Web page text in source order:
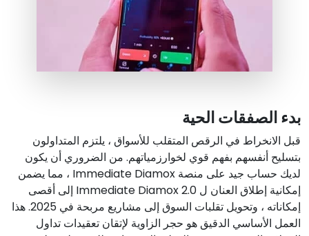
بدء الصفقات الحية
قبل الانخراط في الرقص المتقلب للأسواق ، يلتزم المتداولون
بتسليح أنفسهم بفهم قوي لخوارزمياتهم. من الضروري أن يكون
لديك حساب جيد على منصة Immediate Diamox ، مما يضمن
إمكانية إطلاق العنان ل Immediate Diamox 2.0 إلى أقصى
إمكاناته ، وتحويل تقلبات السوق إلى مشاريع مربحة في 2025. هذا
العمل الأساسي الدقيق هو حجر الزاوية لإتقان تعقيدات تداول